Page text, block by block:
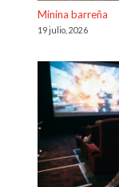
Minina barreña
19 julio, 2026